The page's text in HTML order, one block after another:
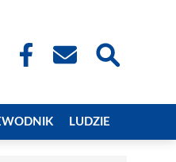
LUDZIE